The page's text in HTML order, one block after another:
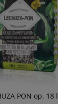
PON op. 18 l